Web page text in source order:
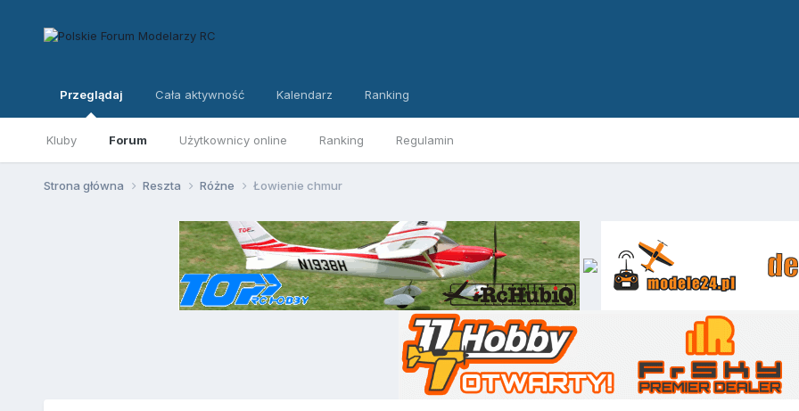
Przeglądaj
Kluby Forum Użytkownicy online Ranking Regulamin
Cała aktywność Kalendarz Ranking
Strona główna Reszta Różne Łowienie chmur